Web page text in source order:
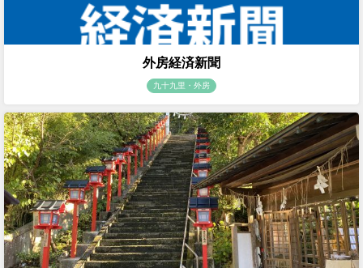
外房経済新聞
九十九里・外房